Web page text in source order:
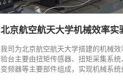
北京航空航天大学机械效率实
我司为北京航空航天大学搭建的机械
验台主要由扭矩传感器、扭矩采集系统
变频器等主要部件组成，实现机械系统